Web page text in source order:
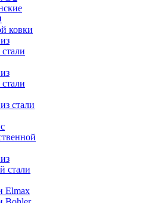
ковки
стали
стали
Elmax